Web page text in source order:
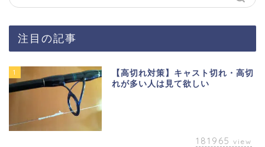
注目の記事
1
【高切れ対策】キャスト切れ・高切
れが多い人は見て欲しい
181965 view